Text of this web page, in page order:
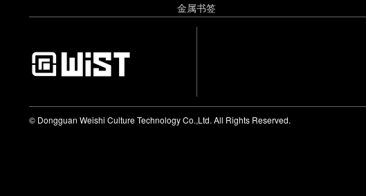
金属书签
© Dongguan Weishi Culture Technology Co.,Ltd. All Rights Reserved.